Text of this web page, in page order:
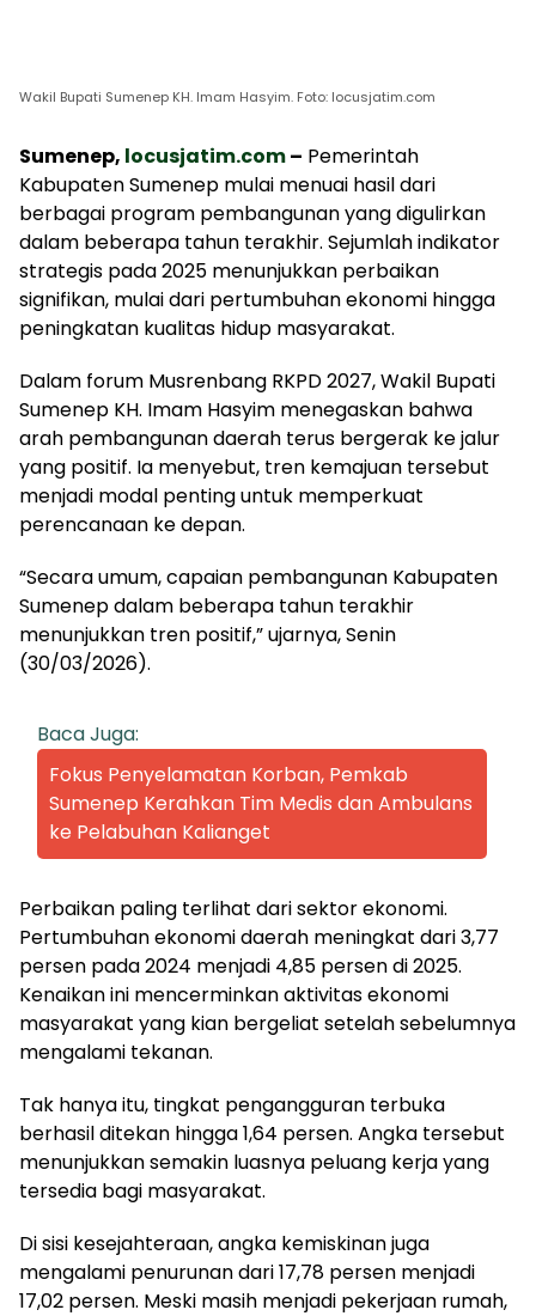
Wakil Bupati Sumenep KH. Imam Hasyim. Foto: locusjatim.com
Sumenep, locusjatim.com– Pemerintah
Kabupaten Sumenep mulai menuai hasil dari
berbagai program pembangunan yang digulirkan
dalam beberapa tahun terakhir. Sejumlah indikator
strategis pada 2025 menunjukkan perbaikan
signifikan, mulai dari pertumbuhan ekonomi hingga
peningkatan kualitas hidup masyarakat.
Dalam forum Musrenbang RKPD 2027, Wakil Bupati
Sumenep KH. Imam Hasyim menegaskan bahwa
arah pembangunan daerah terus bergerak ke jalur
yang positif. Ia menyebut, tren kemajuan tersebut
menjadi modal penting untuk memperkuat
perencanaan ke depan.
“Secara umum, capaian pembangunan Kabupaten
Sumenep dalam beberapa tahun terakhir
menunjukkan tren positif,” ujarnya, Senin
(30/03/2026).
Baca Juga:
Fokus Penyelamatan Korban, Pemkab
Sumenep Kerahkan Tim Medis dan Ambulans
ke Pelabuhan Kalianget
Perbaikan paling terlihat dari sektor ekonomi.
Pertumbuhan ekonomi daerah meningkat dari 3,77
persen pada 2024 menjadi 4,85 persen di 2025.
Kenaikan ini mencerminkan aktivitas ekonomi
masyarakat yang kian bergeliat setelah sebelumnya
mengalami tekanan.
Tak hanya itu, tingkat pengangguran terbuka
berhasil ditekan hingga 1,64 persen. Angka tersebut
menunjukkan semakin luasnya peluang kerja yang
tersedia bagi masyarakat.
Di sisi kesejahteraan, angka kemiskinan juga
mengalami penurunan dari 17,78 persen menjadi
17,02 persen. Meski masih menjadi pekerjaan rumah,